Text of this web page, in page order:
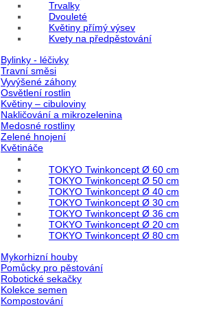
Trvalky
Dvouleté
Květiny přímý výsev
Kvety na předpěstování
Bylinky - léčivky
Travní směsi
Vyvýšené záhony
Osvětlení rostlin
Květiny – cibuloviny
Nakličování a mikrozelenina
Medosné rostliny
Zelené hnojení
Květináče
TOKYO Twinkoncept Ø 60 cm
TOKYO Twinkoncept Ø 50 cm
TOKYO Twinkoncept Ø 40 cm
TOKYO Twinkoncept Ø 30 cm
TOKYO Twinkoncept Ø 36 cm
TOKYO Twinkoncept Ø 20 cm
TOKYO Twinkoncept Ø 80 cm
Mykorhizní houby
Pomůcky pro pěstování
Robotické sekačky
Kolekce semen
Kompostování